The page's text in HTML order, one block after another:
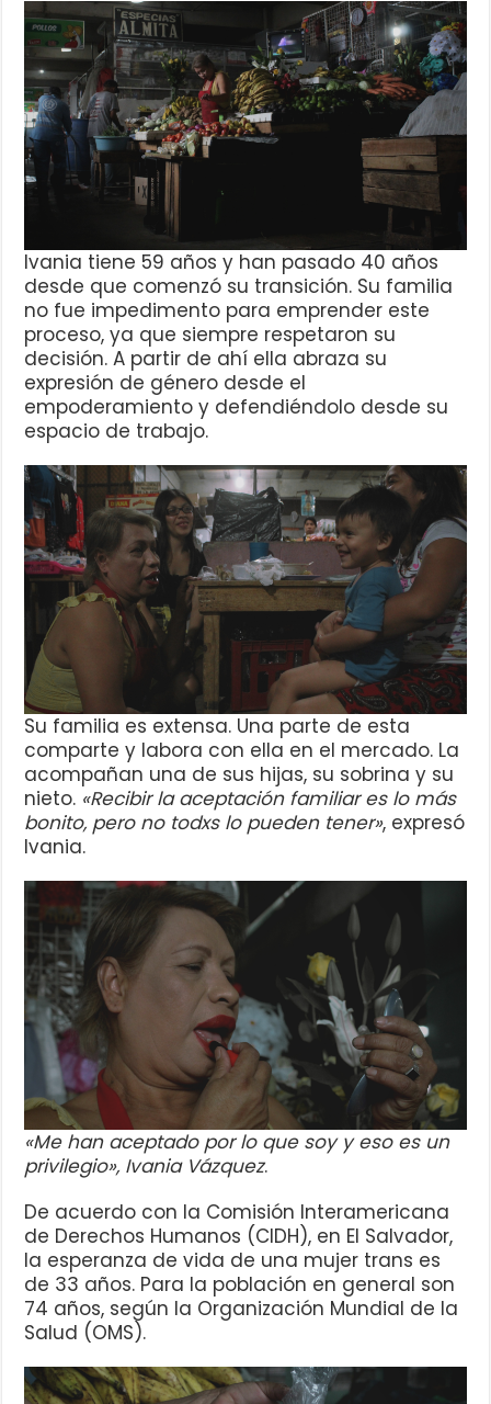
Ivania tiene 59 años y han pasado 40 años
desde que comenzó su transición. Su familia
no fue impedimento para emprender este
proceso, ya que siempre respetaron su
decisión. A partir de ahí ella abraza su
expresión de género desde el
empoderamiento y defendiéndolo desde su
espacio de trabajo.
Su familia es extensa. Una parte de esta
comparte y labora con ella en el mercado. La
acompañan una de sus hijas, su sobrina y su
nieto. «Recibir la aceptación familiar es lo más
bonito, pero no todxs lo pueden tener», expresó
Ivania.
«Me han aceptado por lo que soy y eso es un
privilegio», Ivania Vázquez.
De acuerdo con la Comisión Interamericana
de Derechos Humanos (CIDH), en El Salvador,
la esperanza de vida de una mujer trans es
de 33 años. Para la población en general son
74 años, según la Organización Mundial de la
Salud (OMS).